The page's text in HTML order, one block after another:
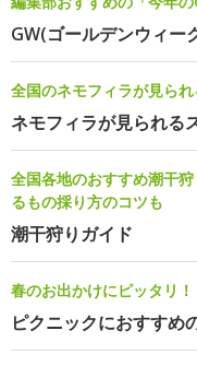
GW(ゴールデンウィー
全国のネモフィラが見ら
ネモフィラが見られる
全国各地のおすすめ潮干
るもの採り方のコツも
潮干狩りガイド
春のお出かけにピッタリ！
ピクニックにおすすめ